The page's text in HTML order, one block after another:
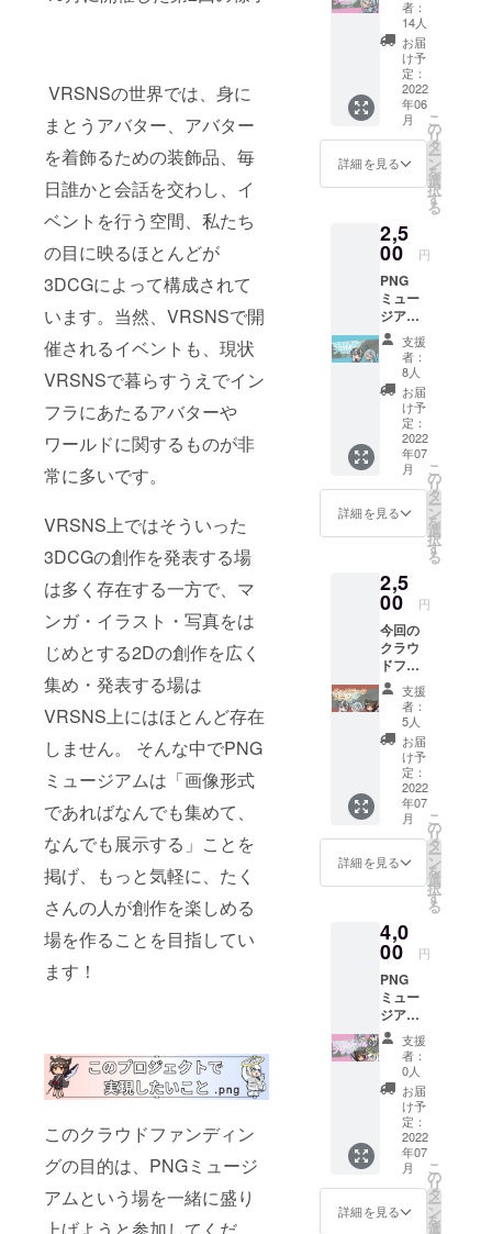
VRSNSの世界では、身に
まとうアバター、アバター
を着飾るための装飾品、毎
日誰かと会話を交わし、イ
ベントを行う空間、私たち
の目に映るほとんどが
3DCGによって構成されて
います。当然、VRSNSで開
催されるイベントも、現状
VRSNSで暮らすうえでイン
フラにあたるアバターや
ワールドに関するものが非
常に多いです。
VRSNS上ではそういった
3DCGの創作を発表する場
は多く存在する一方で、マ
ンガ・イラスト・写真をは
じめとする2Dの創作を広く
集め・発表する場は
VRSNS上にはほとんど存在
しません。 そんな中でPNG
ミュージアムは「画像形式
であればなんでも集めて、
なんでも展示する」ことを
掲げ、もっと気軽に、たく
さんの人が創作を楽しめる
場を作ることを目指してい
ます！
このクラウドファンディン
グの目的は、PNGミュージ
アムという場を一緒に盛り
上げようと参加してくだ
出す、そん
な「場」を
提供するこ
とが目的で
す。
を応援
した
い！と
いう方
向けの
プラン
です！
お名前
を記載
させて
いただ
す。 ※
記載す
るネー
ムを備
考欄に
ご記入
くださ
者：
14人
お届
け予
定：
2022
年06
月
詳細を見る
こ
の
リ
タ
ー
ン
を
選
択
す
る
2,5
00 円
PNG
ミュー
ジアム
のロゴ
バッジ
をお届
けしま
す。 ロ
ゴ缶
バッジ
のサイ
ズは
44mm
で、ク
リア加
工が施
いま
す。
VRSNS
で使用
できる
データ
もメー
ルで一
緒にお
送りし
ます。
※記載す
るネー
ムを備
考欄に
ご記入
くださ
支援
者：
8人
お届
け予
定：
2022
年07
月
詳細を見る
こ
の
リ
タ
ー
ン
を
選
択
す
る
2,5
00 円
今回の
クラウ
ドファ
ンディ
ングで
制作す
る全て
のグッ
ズの
「デー
タの
み」を
メール
でお届
けしま
す！
容〉 ・
ロゴ缶
バッジ
・アク
リル
キーホ
ルダー
全4種
・クリ
アファ
イル全4
種 ・
トート
バッグ
※記載す
るネー
ムを備
支援
者：
5人
お届
け予
定：
2022
年07
月
詳細を見る
こ
の
リ
タ
ー
ン
を
選
択
す
る
4,0
00 円
PNG
ミュー
ジアム
ロゴ
バッジ
に加え
て、ク
リア
ファイ
ルをお
届けし
ます！
サイズ
はA4で
リター
支援
者：
0人
お届
け予
定：
2022
年07
月
詳細を見る
こ
の
リ
タ
ー
ン
を
選